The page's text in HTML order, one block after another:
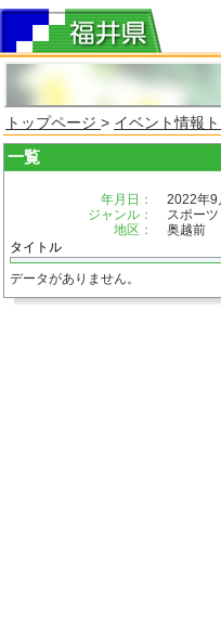
トップページ > イベント情報
一覧
年月日：
2022年9
ジャンル：
スポーツ
地区：
奥越前
タイトル
データがありません。